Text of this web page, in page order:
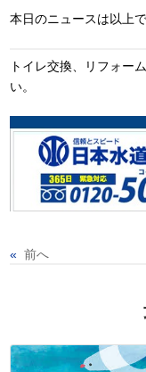
本日のニュースは以上で
トイレ交換、リフォー
い。
« 前へ